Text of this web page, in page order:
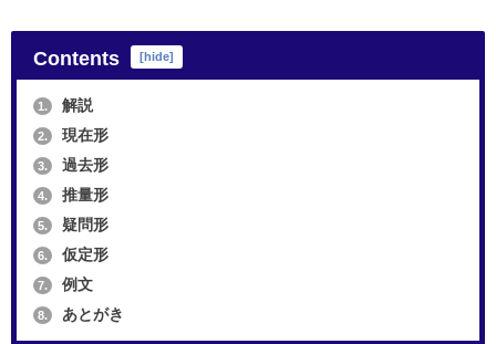
Contents [hide]
1. 解説
2. 現在形
3. 過去形
4. 推量形
5. 疑問形
6. 仮定形
7. 例文
8. あとがき